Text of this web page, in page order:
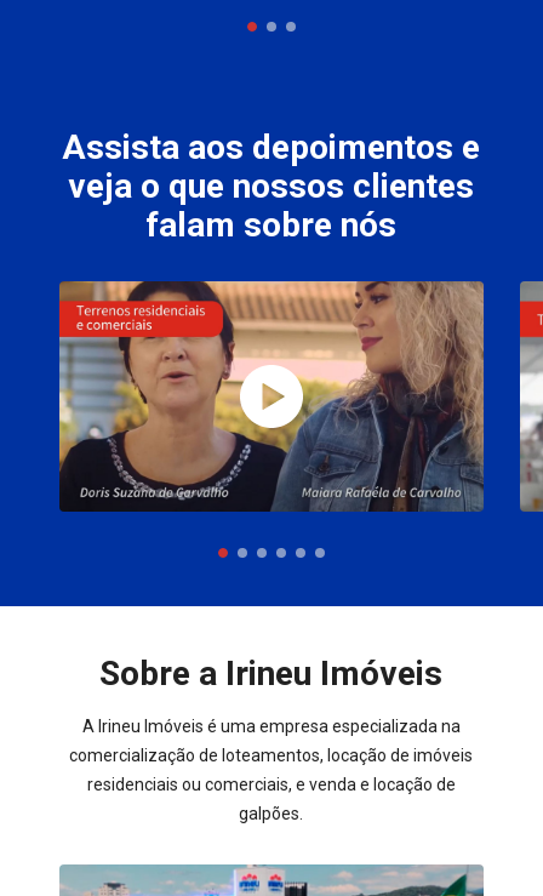
Assista aos depoimentos e
veja o que nossos clientes
falam sobre nós
Sobre a Irineu Imóveis
A Irineu Imóveis é uma empresa especializada na
comercialização de loteamentos, locação de imóveis
residenciais ou comerciais, e venda e locação de
galpões.